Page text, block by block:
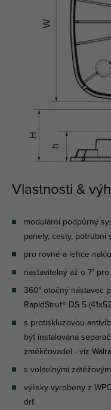
Vlastnosti &
modulární podpůrný
panely, cesty, potrubní
pro rovné a lehce
nastavitelný až o 7°
360° otočný nástavec
RapidStrut® DS 5
s protiskluzovou
být instalována
změkčovadel - viz
s volitelnými
výlisky vyrobeny z
drť